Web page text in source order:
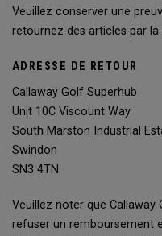
Veuillez conserver une
retournez des articles par la
ADRESSE DE RETOUR
Callaway Golf Superhub
Unit 10C Viscount Way
South Marston Industrial
Swindon
SN3 4TN
Veuillez noter que Callaway
refuser un remboursement